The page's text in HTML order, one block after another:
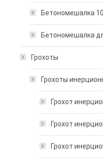
Бетономешалка
Бетономешалка
Грохоты
Грохоты
Грохот
Грохот
Грохот